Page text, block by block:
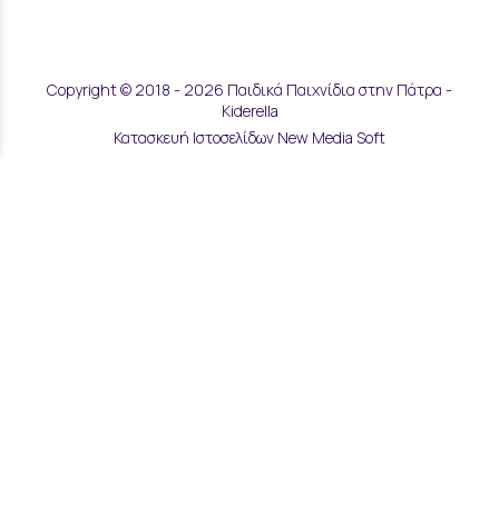
Copyright © 2018 - 2026 Παιδικά Παιχνίδια στην Πάτρα -
Kiderella
Κατασκευή Ιστοσελίδων New Media Soft